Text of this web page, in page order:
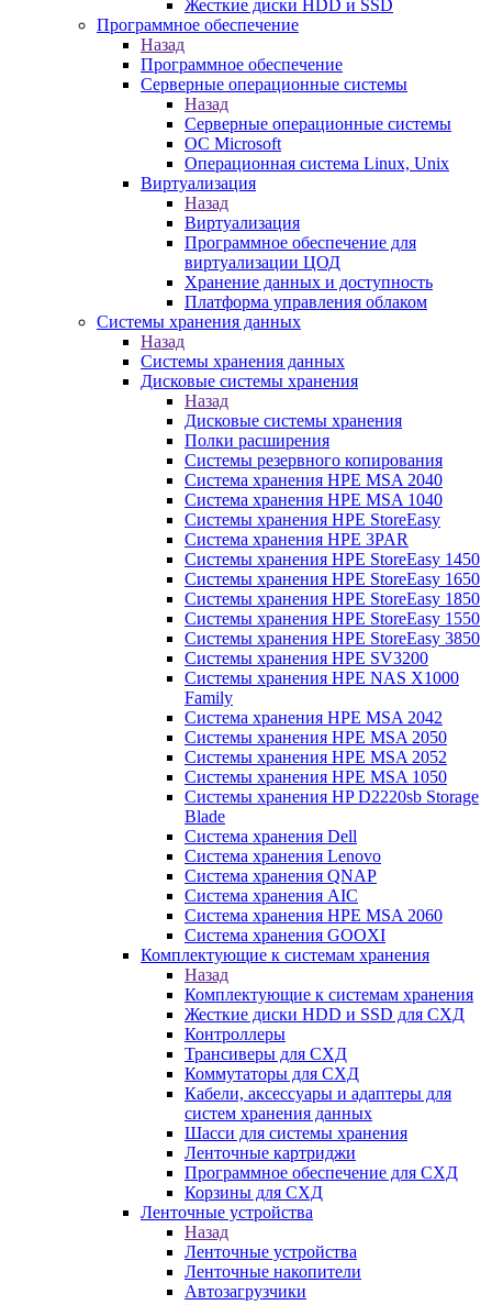
Жесткие диски HDD и SSD
Программное обеспечение
Назад
Программное обеспечение
Серверные операционные системы
Назад
Серверные операционные системы
ОС Microsoft
Операционная система Linux, Unix
Виртуализация
Назад
Виртуализация
Программное обеспечение для
виртуализации ЦОД
Хранение данных и доступность
Платформа управления облаком
Системы хранения данных
Назад
Системы хранения данных
Дисковые системы хранения
Назад
Дисковые системы хранения
Полки расширения
Системы резервного копирования
Система хранения HPE MSA 2040
Система хранения HPE MSA 1040
Системы хранения HPE StoreEasy
Система хранения HPE 3PAR
Системы хранения HPE StoreEasy 1450
Системы хранения HPE StoreEasy 1650
Системы хранения HPE StoreEasy 1850
Системы хранения HPE StoreEasy 1550
Системы хранения HPE StoreEasy 3850
Системы хранения HPE SV3200
Системы хранения HPE NAS X1000
Family
Система хранения HPE MSA 2042
Системы хранения HPE MSA 2050
Системы хранения HPE MSA 2052
Системы хранения HPE MSA 1050
Системы хранения HP D2220sb Storage
Blade
Система хранения Dell
Система хранения Lenovo
Система хранения QNAP
Система хранения AIC
Система хранения HPE MSA 2060
Система хранения GOOXI
Комплектующие к системам хранения
Назад
Комплектующие к системам хранения
Жесткие диски HDD и SSD для СХД
Контроллеры
Трансиверы для СХД
Коммутаторы для СХД
Кабели, аксессуары и адаптеры для
систем хранения данных
Шасси для системы хранения
Ленточные картриджи
Программное обеспечение для СХД
Корзины для СХД
Ленточные устройства
Назад
Ленточные устройства
Ленточные накопители
Автозагрузчики